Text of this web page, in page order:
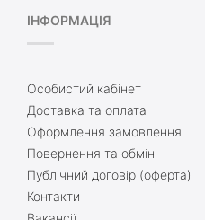
ІНФОРМАЦІЯ
Особистий кабінет
Доставка та оплата
Оформлення замовлення
Повернення та обмін
Публічний договір (оферта)
Контакти